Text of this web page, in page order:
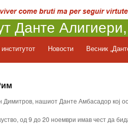
Данте Алигиери,
Новости Весник
Димитров, нашиот Данте Амбасадор кој
од 9 до 20 ноември имав чест да